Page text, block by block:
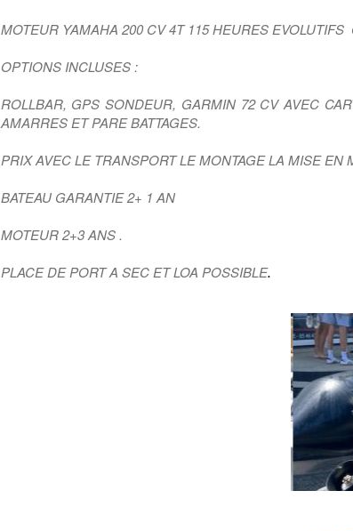
MOTEUR YAMAHA 200 CV 4T 115 HEURES
OPTIONS INCLUSES :
ROLLBAR, GPS SONDEUR, GARMIN 72 CV AVEC
AMARRES ET PARE BATTAGES.
PRIX AVEC LE TRANSPORT LE MONTAGE LA MISE
BATEAU GARANTIE 2+ 1 AN
MOTEUR 2+3 ANS .
PLACE DE PORT A SEC ET LOA POSSIBLE.